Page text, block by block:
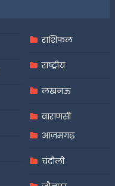
राशिफल
राष्ट्रीय
लखनऊ
वाराणसी
आज़मगढ़
चंदौली